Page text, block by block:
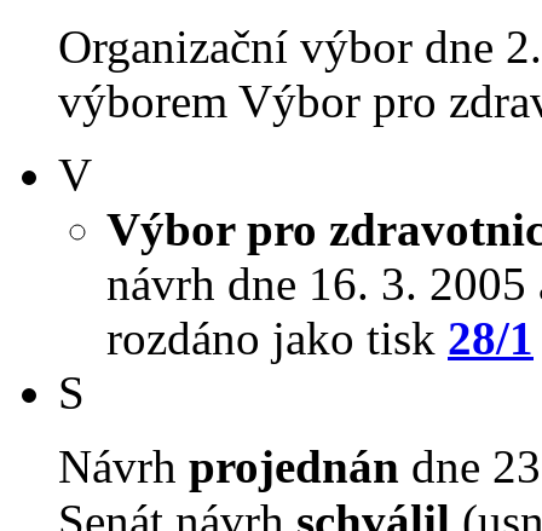
Organizační výbor dne
výborem Výbor pro
V
Výbor pro
návrh dne 16. 3.
rozdáno jako tisk 28/1
S
Návrh projednán dne
Senát návrh schválil